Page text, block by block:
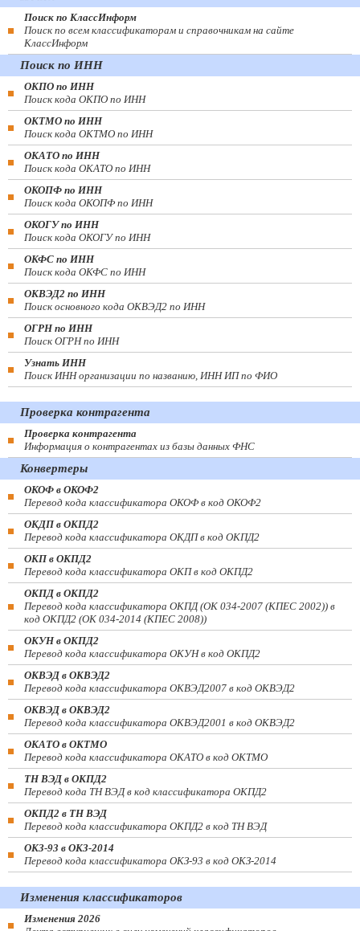
Поиск по КлассИнформ
Поиск по всем классификаторам и справочникам на сайте
КлассИнформ
Поиск по ИНН
ОКПО по ИНН
Поиск кода ОКПО по ИНН
ОКТМО по ИНН
Поиск кода ОКТМО по ИНН
ОКАТО по ИНН
Поиск кода ОКАТО по ИНН
ОКОПФ по ИНН
Поиск кода ОКОПФ по ИНН
ОКОГУ по ИНН
Поиск кода ОКОГУ по ИНН
ОКФС по ИНН
Поиск кода ОКФС по ИНН
ОКВЭД2 по ИНН
Поиск основного кода ОКВЭД2 по ИНН
ОГРН по ИНН
Поиск ОГРН по ИНН
Узнать ИНН
Поиск ИНН организации по названию, ИНН ИП по ФИО
Проверка контрагента
Проверка контрагента
Информация о контрагентах из базы данных ФНС
Конвертеры
ОКОФ в ОКОФ2
Перевод кода классификатора ОКОФ в код ОКОФ2
ОКДП в ОКПД2
Перевод кода классификатора ОКДП в код ОКПД2
ОКП в ОКПД2
Перевод кода классификатора ОКП в код ОКПД2
ОКПД в ОКПД2
Перевод кода классификатора ОКПД (ОК 034-2007 (КПЕС 2002)) в
код ОКПД2 (ОК 034-2014 (КПЕС 2008))
ОКУН в ОКПД2
Перевод кода классификатора ОКУН в код ОКПД2
ОКВЭД в ОКВЭД2
Перевод кода классификатора ОКВЭД2007 в код ОКВЭД2
ОКВЭД в ОКВЭД2
Перевод кода классификатора ОКВЭД2001 в код ОКВЭД2
ОКАТО в ОКТМО
Перевод кода классификатора ОКАТО в код ОКТМО
ТН ВЭД в ОКПД2
Перевод кода ТН ВЭД в код классификатора ОКПД2
ОКПД2 в ТН ВЭД
Перевод кода классификатора ОКПД2 в код ТН ВЭД
ОКЗ-93 в ОКЗ-2014
Перевод кода классификатора ОКЗ-93 в код ОКЗ-2014
Изменения классификаторов
Изменения 2026